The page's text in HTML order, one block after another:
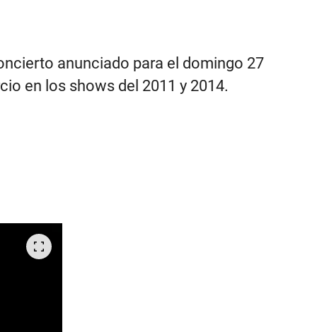
anunciado para el domingo 27
en los shows del 2011 y 2014.